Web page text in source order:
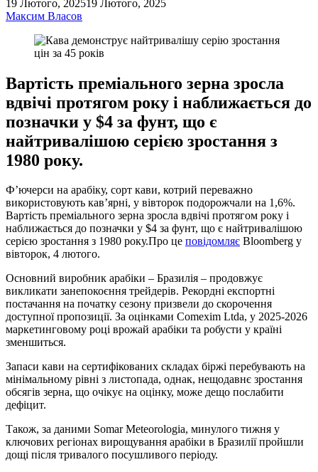
19 Лютого, 202519 Лютого, 2025
Максим Власов
Вартість преміального зерна зросла
вдвічі протягом року і наближається до
позначки у $4 за фунт, що є
найтривалішою серією зростання з
1980 року.
Ф’ючерси на арабіку, сорт кави, котрий переважно
використовують кав’ярні, у вівторок подорожчали на 1,6%.
Вартість преміального зерна зросла вдвічі протягом року і
наближається до позначки у $4 за фунт, що є найтривалішою
серією зростання з 1980 року.Про це повідомляє Bloomberg у
вівторок, 4 лютого.
Основний виробник арабіки – Бразилія – продовжує
викликати занепокоєння трейдерів. Рекордні експортні
постачання на початку сезону призвели до скорочення
доступної пропозиції. За оцінками Comexim Ltda, у 2025-2026
маркетинговому році врожай арабіки та робусти у країні
зменшиться.
Запаси кави на сертифікованих складах біржі перебувають на
мінімальному рівні з листопада, однак, нещодавнє зростання
обсягів зерна, що очікує на оцінку, може дещо послабити
дефіцит.
Також, за даними Somar Meteorologia, минулого тижня у
ключових регіонах вирощування арабіки в Бразилії пройшли
дощі після тривалого посушливого періоду.